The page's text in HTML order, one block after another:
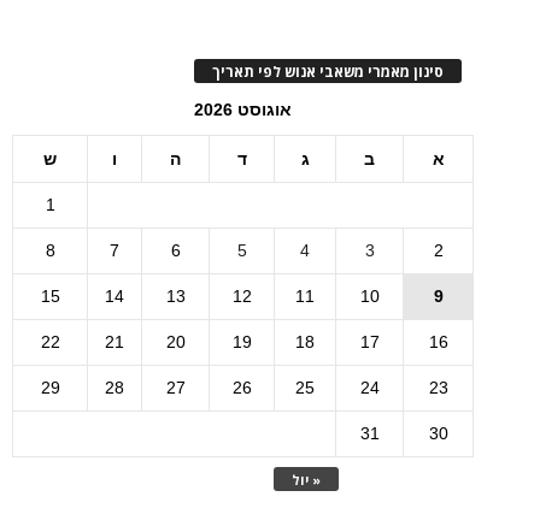
סינון מאמרי משאבי אנוש לפי תאריך
אוגוסט 2026
א ב ג ד ה ו ש
« יול
1
2
3
4
5
6
7
8
9
10
11
12
13
14
15
16
17
18
19
20
21
22
23
24
25
26
27
28
29
30
31